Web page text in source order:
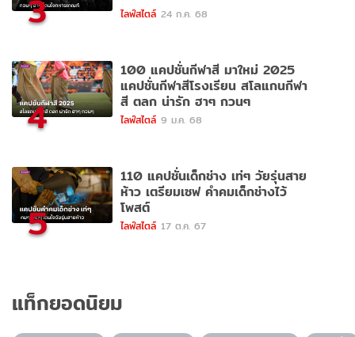
3 ไลฟ์สไตล์ 24 ก.ค. 68
4
100 แคปชั่นกีฬาสี มาใหม่ 2025
แคปชั่นกีฬาสีโรงเรียน สโลแกนกีฬา
สี ตลก น่ารัก ฮาๆ กวนๆ
ไลฟ์สไตล์ 9 ม.ค. 68
5
110 แคปชั่นเด็กช่าง เท่ๆ วัยรุ่นสาย
ห้าว เตรียมเซฟ คำคมเด็กช่างไว้
โพสต์
ไลฟ์สไตล์ 17 ต.ค. 67
แท็กยอดนิยม